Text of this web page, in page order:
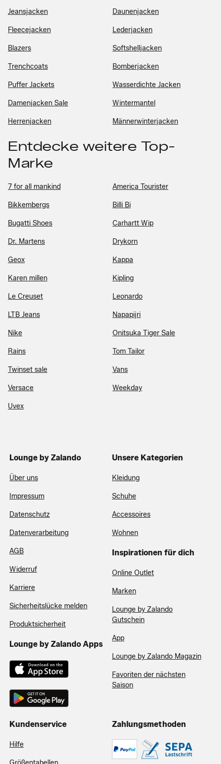
Jeansjacken Daunenjacken
Fleecejacken Lederjacken
Blazers Softshelljacken
Trenchcoats Bomberjacken
Puffer Jackets Wasserdichte Jacken
Damenjacken Sale Wintermantel
Herrenjacken Männerwinterjacken
Entdecke weitere Top-
Marke
7 for all mankind America Tourister
Bikkembergs Billi Bi
Bugatti Shoes Carhartt Wip
Dr. Martens Drykorn
Geox Kappa
Karen millen Kipling
Le Creuset Leonardo
LTB Jeans Napapijri
Nike Onitsuka Tiger Sale
Rains Tom Tailor
Twinset sale Vans
Versace Weekday
Uvex
Lounge by Zalando
Über uns
Impressum
Datenschutz
Datenverarbeitung
AGB
Widerruf
Karriere
Sicherheitslücke melden
Produktsicherheit
Lounge by Zalando Apps
Unsere Kategorien
Kleidung
Schuhe
Accessoires
Wohnen
Inspirationen für dich
Online Outlet
Marken
Lounge by Zalando
Gutschein
App
Lounge by Zalando Magazin
Favoriten der nächsten
Saison
Kundenservice
Hilfe
Zahlungsmethoden